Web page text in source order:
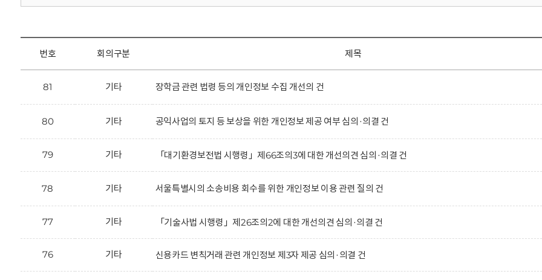
번호 회의구분 제목
81 기타 장학금 관련 법령 등의 개인정보 수집 개선의 건
80 기타 공익사업의 토지 등 보상을 위한 개인정보 제공 여부 심의·의결 건
79 기타 「대기환경보전법 시행령」제66조의3에 대한 개선의견 심의·의결 건
78 기타 서울특별시의 소송비용 회수를 위한 개인정보 이용 관련 질의 건
77 기타 「기술사법 시행령」제26조의2에 대한 개선의견 심의·의결 건
76 기타 신용카드 변칙거래 관련 개인정보 제3자 제공 심의·의결 건